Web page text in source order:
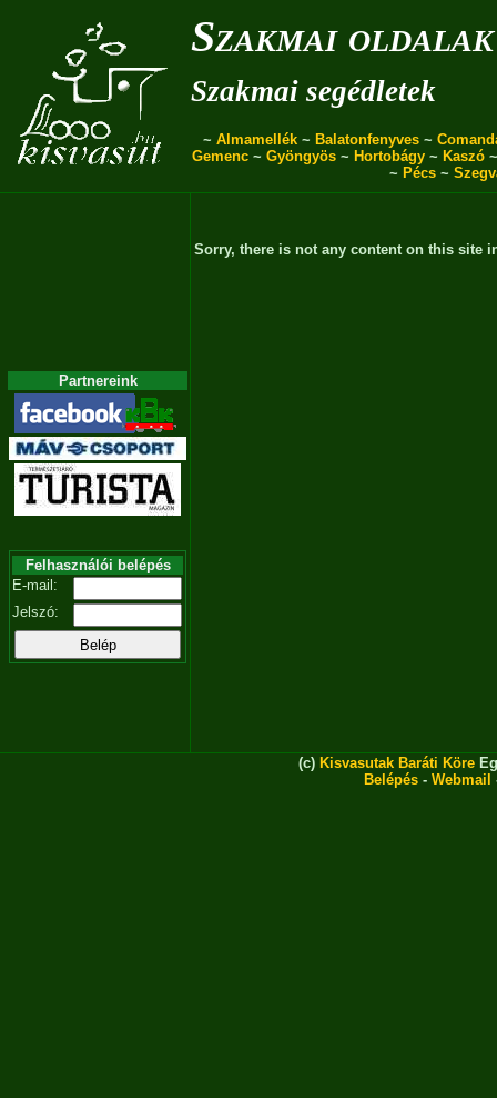
Szakmai oldalak
Szakmai segédletek
~ Almamellék ~ Balatonfenyves ~
Gemenc ~ Gyöngyös ~ Hortobágy ~ Kaszó
~ Pécs ~
Partnereink
Felhasználói belépés
E-mail:
Jelszó:
Sorry, there is not any content on this site
(c) Kisvasutak Baráti Köre
Belépés - Webmail